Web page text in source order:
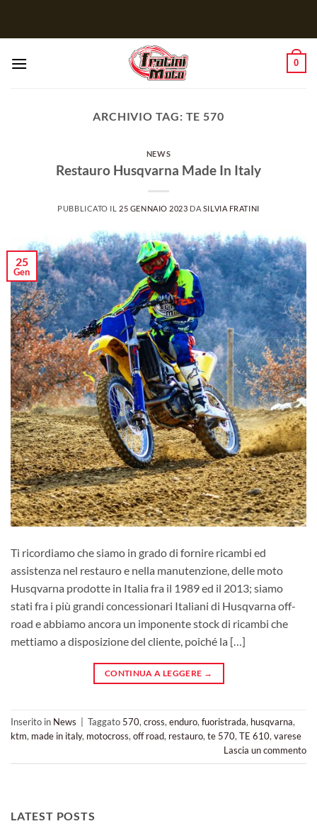
0
ARCHIVIO TAG: TE 570
NEWS
Restauro Husqvarna Made In Italy
PUBBLICATO IL 25 GENNAIO 2023 DA SILVIA FRATINI
25
Gen
Ti ricordiamo che siamo in grado di fornire ricambi ed
assistenza nel restauro e nella manutenzione, delle moto
Husqvarna prodotte in Italia fra il 1989 ed il 2013; siamo
stati fra i più grandi concessionari Italiani di Husqvarna off-
road e abbiamo ancora un imponente stock di ricambi che
mettiamo a disposizione del cliente, poiché la […]
CONTINUA A LEGGERE →
Inserito in News Taggato 570, cross, enduro, fuoristrada, husqvarna,
ktm, made in italy, motocross, off road, restauro, te 570, TE 610, varese
Lascia un commento
LATEST POSTS